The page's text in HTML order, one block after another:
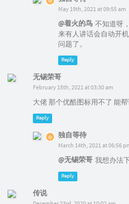
May 19th, 2021 at 09:55 am
@着火的鸟 不知道呀
来有人讲话会自动开
问题了。
Reply
无锡荣哥
February 15th, 2021 at 03:30 am
大佬 那个优酷图标用不了 能
Reply
独自等待
March 14th, 2021 at 06:56
@无锡荣哥 我想办法
Reply
传说